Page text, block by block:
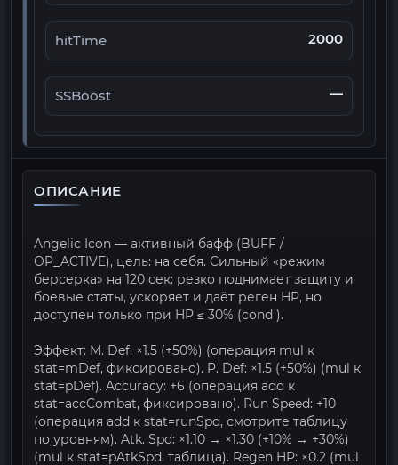
hitTime 2000
SSBoost —
ОПИСАНИЕ
Angelic Icon — активный бафф (BUFF /
OP_ACTIVE), цель: на себя. Сильный «режим
берсерка» на 120 сек: резко поднимает защиту и
боевые статы, ускоряет и даёт реген HP, но
доступен только при HP ≤ 30% (cond ).
Эффект: M. Def: ×1.5 (+50%) (операция mul к
stat=mDef, фиксировано). P. Def: ×1.5 (+50%) (mul к
stat=pDef). Accuracy: +6 (операция add к
stat=accCombat, фиксировано). Run Speed: +10
(операция add к stat=runSpd, смотрите таблицу
по уровням). Atk. Spd: ×1.10 → ×1.30 (+10% → +30%)
(mul к stat=pAtkSpd, таблица). Regen HP: ×0.2 (mul